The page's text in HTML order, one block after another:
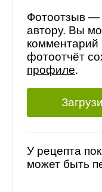
Фотоотзыв —
автору. Вы
комментарий
фотоотчёт
профиле.
У рецепта
может быть